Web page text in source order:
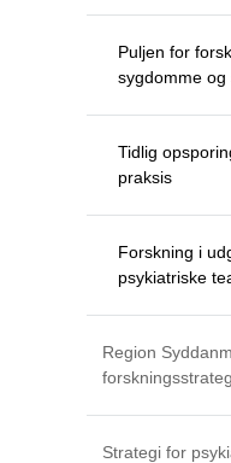
Puljen for
sygdomme og
Tidlig
praksis
Forskning i
psykiatriske
Region
Strategi for